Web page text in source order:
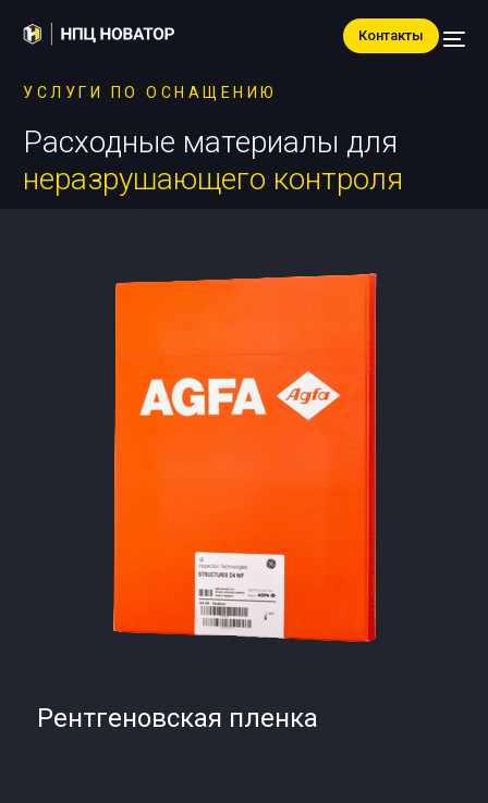
Контакты
УСЛУГИ ПО ОСНАЩЕНИЮ
Расходные материалы для
неразрушающего контроля
Рентгеновская пленка